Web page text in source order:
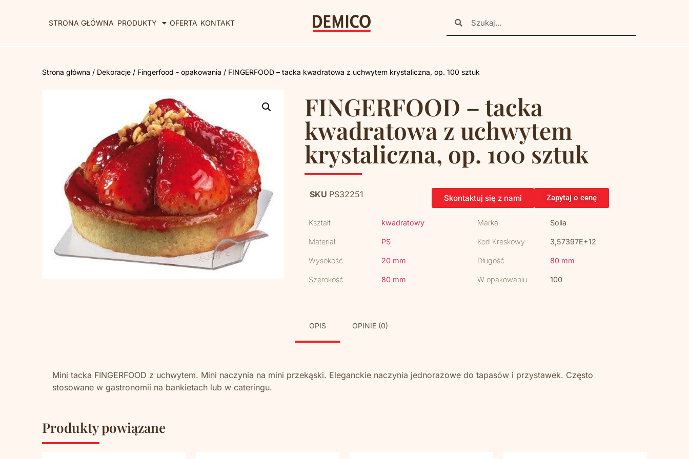
STRONA GŁÓWNA PRODUKTY OFERTA KONTAKT
Strona główna / Dekoracje / Fingerfood - opakowania / FINGERFOOD – tacka kwadratowa z uchwytem krystaliczna, op. 100 sztuk
FINGERFOOD – tacka
kwadratowa z uchwytem
krystaliczna, op. 100 sztuk
SKU PS32251 Skontaktuj się z nami Zapytaj o cenę
Kształt kwadratowy Marka Solia
Materiał PS Kod Kreskowy 3,57397E+12
Wysokość 20 mm Długość 80 mm
Szerokość 80 mm W opakowaniu 100
OPIS OPINIE (0)
Mini tacka FINGERFOOD z uchwytem. Mini naczynia na mini przekąski. Eleganckie naczynia jednorazowe do tapasów i przystawek. Często
stosowane w gastronomii na bankietach lub w cateringu.
Produkty powiązane